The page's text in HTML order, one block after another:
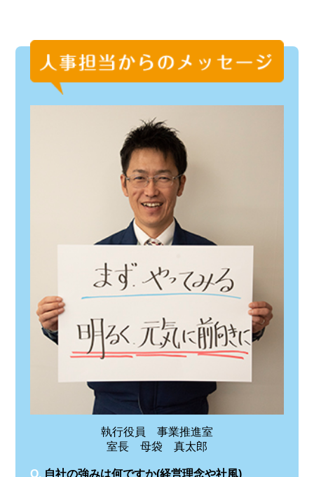
執行役員 事業推進室
室長 母袋 真太郎
Q. 自社の強みは何ですか(経営理念や社風)